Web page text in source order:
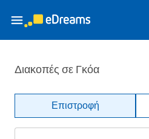
Διακοπές σε Γκόα
Επιστροφή